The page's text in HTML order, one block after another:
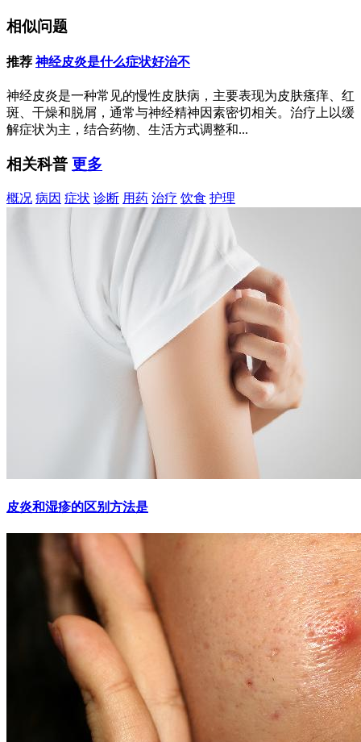
相似问题
推荐 神经皮炎是什么症状好治不
神经皮炎是一种常见的慢性皮肤病，主要表现为皮肤瘙痒、红
斑、干燥和脱屑，通常与神经精神因素密切相关。治疗上以缓
解症状为主，结合药物、生活方式调整和...
相关科普 更多
概况 病因 症状 诊断 用药 治疗 饮食 护理
皮炎和湿疹的区别方法是